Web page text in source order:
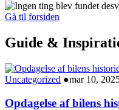
Gå til forsiden
Guide &
Uncategorized ●mar 10,
Opdagelse af bilens